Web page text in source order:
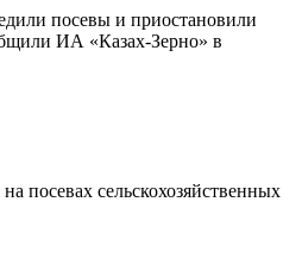
посевы и приостановили
ИА «Казах-Зерно» в
посевах сельскохозяйственных